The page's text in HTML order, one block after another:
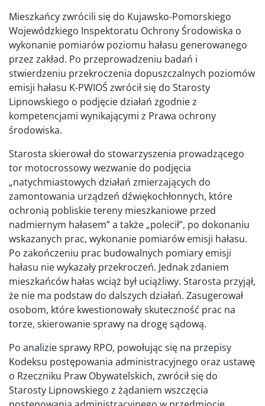
Mieszkańcy zwrócili się do Kujawsko-Pomorskiego
Wojewódzkiego Inspektoratu Ochrony Środowiska o
wykonanie pomiarów poziomu hałasu generowanego
przez zakład. Po przeprowadzeniu badań i
stwierdzeniu przekroczenia dopuszczalnych poziomów
emisji hałasu K-PWIOŚ zwrócił się do Starosty
Lipnowskiego o podjęcie działań zgodnie z
kompetencjami wynikającymi z Prawa ochrony
środowiska.
Starosta skierował do stowarzyszenia prowadzącego
tor motocrossowy wezwanie do podjęcia
„natychmiastowych działań zmierzających do
zamontowania urządzeń dźwiękochłonnych, które
ochronią pobliskie tereny mieszkaniowe przed
nadmiernym hałasem” a także „polecił”, po dokonaniu
wskazanych prac, wykonanie pomiarów emisji hałasu.
Po zakończeniu prac budowalnych pomiary emisji
hałasu nie wykazały przekroczeń. Jednak zdaniem
mieszkańców hałas wciąż był uciążliwy. Starosta przyjął,
że nie ma podstaw do dalszych działań. Zasugerował
osobom, które kwestionowały skuteczność prac na
torze, skierowanie sprawy na drogę sądową.
Po analizie sprawy RPO, powołując się na przepisy
Kodeksu postępowania administracyjnego oraz ustawę
o Rzeczniku Praw Obywatelskich, zwrócił się do
Starosty Lipnowskiego z żądaniem wszczęcia